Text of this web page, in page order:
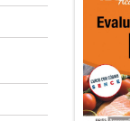
de
de